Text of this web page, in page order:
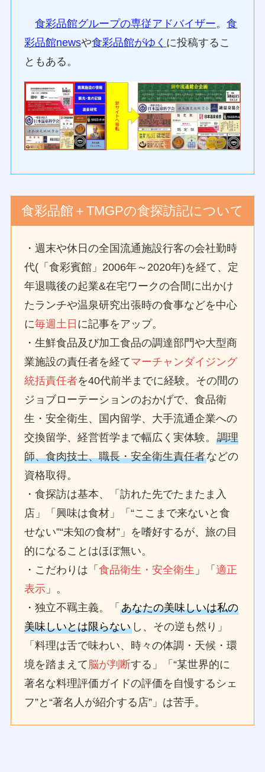
食彩品館グループの専従アドバイザー。食
彩品館newsや食彩品館がゆく に投稿するこ
ともある。
食彩品館＋TMGPの食探訪記について
・週末や休日の全国流通施設行客の会社勤時
代(「食彩賓館」2006年～2020年)を経て、定
年退職後の起業&在宅ワークの合間に出かけ
たランチや温泉研究出張時の食事などを中心
に毎週土日 に記事をアップ。
・生鮮食品及び加工食品の調達部門や大型商
業施設の責任者を経てマーチャンダイジング
統括責任者を40代前半までに経験。その間の
ジョブローテーションのおかげで、食品衛
生・安全衛生、国内留学、大手流通企業への
交換留学、経営哲学まで幅広く実体験。調理
師、食肉技士、職長・安全衛生責任者などの
資格取得。
・食探訪は基本、「訪れた先でたまたま入
店」「興味は食材」「“ここまで来ないと食
せない”“未知の食材”」を嗜好するが、旅の目
的になることはほぼ無い。
・こだわりは「食品衛生・安全衛生 」「適正
表示 」。
・独立不羈主義。「あなたの美味しいは私の
美味しいとは限らない し、その逆も然り」
「料理は舌で味わい、時々の体調・天候・環
境を踏まえて 脳が判断する」「“某世界的に
著名な料理評価ガイドの評価を自慢するシェ
フ”と“著名人が紹介する店”」は苦手。